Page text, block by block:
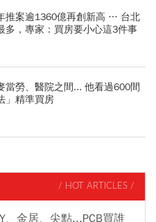
推案逾1360億再創新高 … 台北
多，專家：買房要小心這3件事
當勞、醫院之間... 他看過600間
」精準買房
/ HOT ARTICLES /
、金居、尖點...PCB買誰